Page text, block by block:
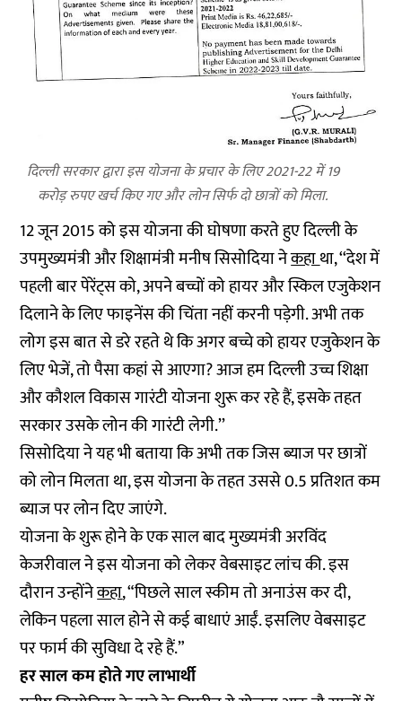
दिल्ली सरकार द्वारा इस योजना के प्रचार के लिए 2021-22 में 19
करोड़ रुपए खर्च किए गए और लोन सिर्फ दो छात्रों को मिला.
12 जून 2015 को इस योजना की घोषणा करते हुए दिल्ली के
उपमुख्यमंत्री और शिक्षामंत्री मनीष सिसोदिया नेकहाथा, ‘‘देश में
पहली बार पेरेंट्स को, अपने बच्चों को हायर और स्किल एजुकेशन
दिलाने के लिए फाइनेंस की चिंता नहीं करनी पड़ेगी. अभी तक
लोग इस बात से डरे रहते थे कि अगर बच्चे को हायर एजुकेशन के
लिए भेजें, तो पैसा कहां से आएगा? आज हम दिल्ली उच्च शिक्षा
और कौशल विकास गारंटी योजना शुरू कर रहे हैं, इसके तहत
सरकार उसके लोन की गारंटी लेगी.’’
सिसोदिया ने यह भी बताया कि अभी तक जिस ब्याज पर छात्रों
को लोन मिलता था, इस योजना के तहत उससे 0.5 प्रतिशत कम
ब्याज पर लोन दिए जाएंगे.
योजना के शुरू होने के एक साल बाद मुख्यमंत्री अरविंद
केजरीवाल ने इस योजना को लेकर वेबसाइट लांच की. इस
दौरान उन्होंनेकहा, “पिछले साल स्कीम तो अनाउंस कर दी,
लेकिन पहला साल होने से कई बाधाएं आईं. इसलिए वेबसाइट
पर फार्म की सुविधा दे रहे हैं.”
हर साल कम होते गए लाभार्थी